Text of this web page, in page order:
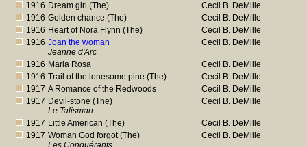
1916 Dream girl (The)
Cecil B. DeMille
1916 Golden chance (The)
Cecil B. DeMille
1916 Heart of Nora Flynn (The)
Cecil B. DeMille
1916 Joan the woman
Jeanne d'Arc
Cecil B. DeMille
1916 Maria Rosa
Cecil B. DeMille
1916 Trail of the lonesome pine (The)
Cecil B. DeMille
1917 A Romance of the Redwoods
Cecil B. DeMille
1917 Devil-stone (The)
Le Talisman
Cecil B. DeMille
1917 Little American (The)
Cecil B. DeMille
1917 Woman God forgot (The)
Les Conquérants
Cecil B. DeMille